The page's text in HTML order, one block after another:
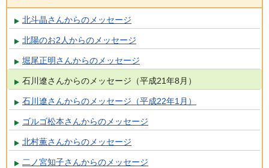
北斗晶さんからのメッセージ
北陽のお2人からのメッセージ
堀尾正明さんからのメッセージ
石川遼さんからのメッセージ（平成21年8月）
石川遼さんからのメッセージ（平成22年1月）
ゴルゴ松本さんからのメッセージ
北村薫さんからのメッセージ
二ノ宮知子さんからのメッセージ